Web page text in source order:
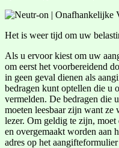
Het is weer tijd om uw
Als u ervoor kiest om uw
om eerst het voorbereidend
in geen geval dienen als
bedragen kunt optellen die u
vermelden. De bedragen die
moeten leesbaar zijn want ze
lezer. Om geldig te zijn,
en overgemaakt worden aan
adres op het